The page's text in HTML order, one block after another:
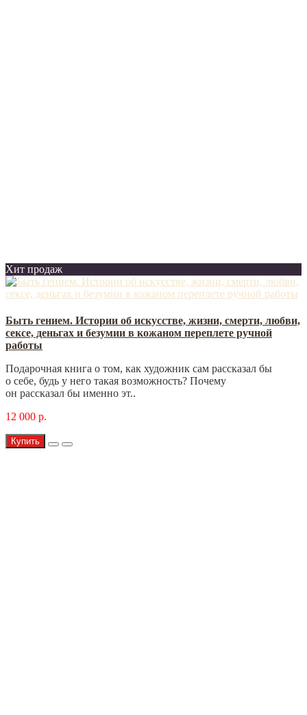
Хит продаж
Быть гением. Истории об искусстве, жизни, смерти, любви,
сексе, деньгах и безумии в кожаном переплете ручной
работы
Подарочная книга о том, как художник сам рассказал бы
о себе, будь у него такая возможность? Почему
он рассказал бы именно эт..
12 000 р.
Купить